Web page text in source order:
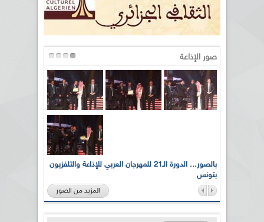
صور الإذاعة
بالصور... الدورة الـ21 للمهرجان العربي للإذاعة والتلفزيون
بتونس
المزيد من الصور